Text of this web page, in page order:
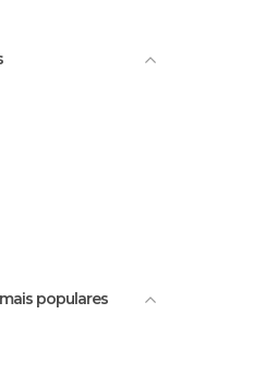
populares